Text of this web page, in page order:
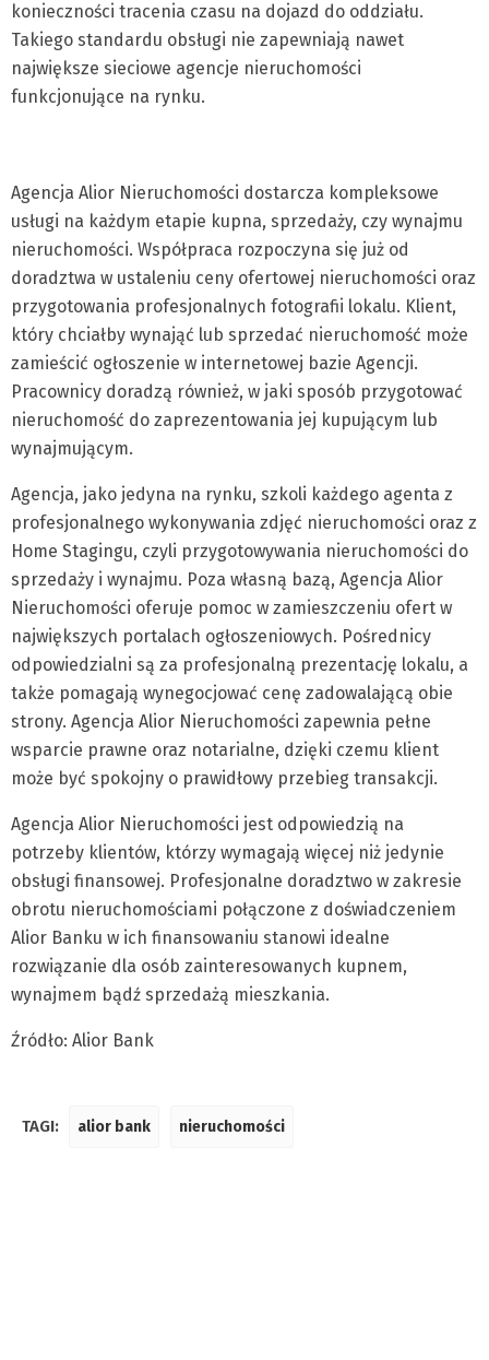
konieczności tracenia czasu na dojazd do oddziału.
Takiego standardu obsługi nie zapewniają nawet
największe sieciowe agencje nieruchomości
funkcjonujące na rynku.
Agencja Alior Nieruchomości dostarcza kompleksowe
usługi na każdym etapie kupna, sprzedaży, czy wynajmu
nieruchomości. Współpraca rozpoczyna się już od
doradztwa w ustaleniu ceny ofertowej nieruchomości oraz
przygotowania profesjonalnych fotografii lokalu. Klient,
który chciałby wynająć lub sprzedać nieruchomość może
zamieścić ogłoszenie w internetowej bazie Agencji.
Pracownicy doradzą również, w jaki sposób przygotować
nieruchomość do zaprezentowania jej kupującym lub
wynajmującym.
Agencja, jako jedyna na rynku, szkoli każdego agenta z
profesjonalnego wykonywania zdjęć nieruchomości oraz z
Home Stagingu, czyli przygotowywania nieruchomości do
sprzedaży i wynajmu. Poza własną bazą, Agencja Alior
Nieruchomości oferuje pomoc w zamieszczeniu ofert w
największych portalach ogłoszeniowych. Pośrednicy
odpowiedzialni są za profesjonalną prezentację lokalu, a
także pomagają wynegocjować cenę zadowalającą obie
strony. Agencja Alior Nieruchomości zapewnia pełne
wsparcie prawne oraz notarialne, dzięki czemu klient
może być spokojny o prawidłowy przebieg transakcji.
Agencja Alior Nieruchomości jest odpowiedzią na
potrzeby klientów, którzy wymagają więcej niż jedynie
obsługi finansowej. Profesjonalne doradztwo w zakresie
obrotu nieruchomościami połączone z doświadczeniem
Alior Banku w ich finansowaniu stanowi idealne
rozwiązanie dla osób zainteresowanych kupnem,
wynajmem bądź sprzedażą mieszkania.
Źródło: Alior Bank
TAGI: alior bank nieruchomości